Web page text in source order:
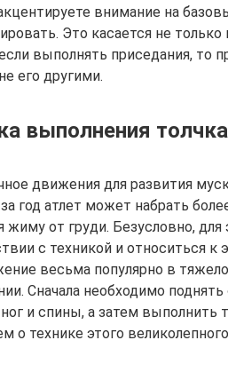
внимание на
Это касается не
выполнять приседания, то
его другими.
выполнения
движения для развития
год атлет может набрать
жиму от груди. Безусловно,
с техникой и относиться к
весьма популярно в
Сначала необходимо
и спины, а затем выполнить
о технике этого